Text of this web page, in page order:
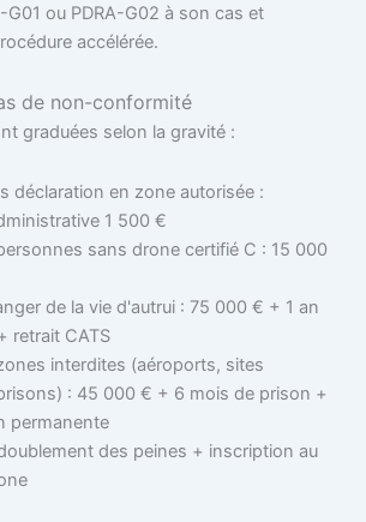
G01 ou PDRA-G02 à son cas et
accélérée.
de non-conformité
graduées selon la gravité :
déclaration en zone autorisée :
1 500 €
sans drone certifié C : 15 000
de la vie d'autrui : 75 000 € + 1 an
retrait CATS
interdites (aéroports, sites
: 45 000 € + 6 mois de prison +
permanente
des peines + inscription au